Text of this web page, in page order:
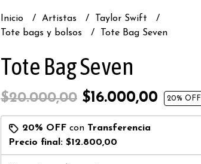
Inicio Artistas
Taylor Swift
Tote bags y bolsos
Tote Bag Seven
Tote Bag Seven
$20.000,00 $16.000,00 20% OFF
20% OFF con Transferencia
Precio final: $12.800,00